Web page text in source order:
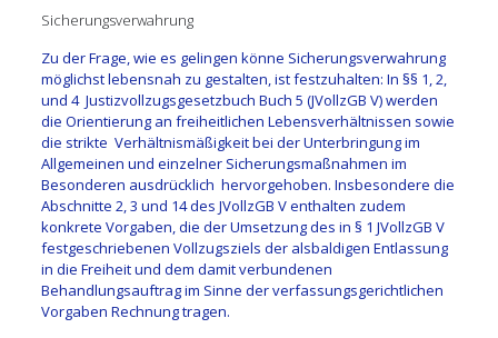
Sicherungsverwahrung
Zu der Frage, wie es gelingen könne Sicherungsverwahrung
möglichst lebensnah zu gestalten, ist festzuhalten: In §§ 1, 2,
und 4 Justizvollzugsgesetzbuch Buch 5 (JVollzGB V) werden
die Orientierung an freiheitlichen Lebensverhältnissen sowie
die strikte Verhältnismäßigkeit bei der Unterbringung im
Allgemeinen und einzelner Sicherungsmaßnahmen im
Besonderen ausdrücklich hervorgehoben. Insbesondere die
Abschnitte 2, 3 und 14 des JVollzGB V enthalten zudem
konkrete Vorgaben, die der Umsetzung des in § 1 JVollzGB V
festgeschriebenen Vollzugsziels der alsbaldigen Entlassung
in die Freiheit und dem damit verbundenen
Behandlungsauftrag im Sinne der verfassungsgerichtlichen
Vorgaben Rechnung tragen.